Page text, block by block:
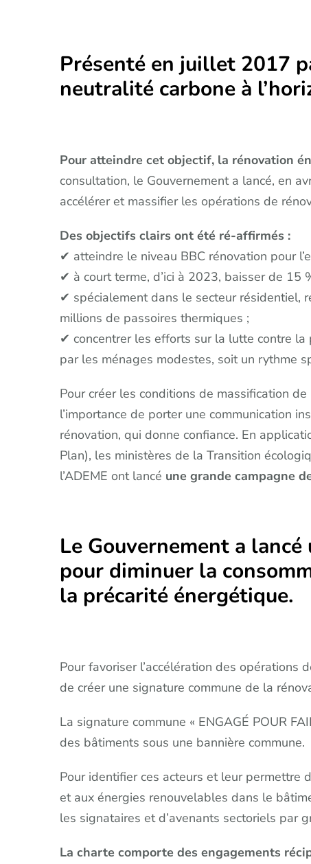
Présenté en juillet 2017
neutralité carbone à
Pour atteindre cet objectif, la rénovation
consultation, le Gouvernement a lancé, en
accélérer et massifier les opérations de
Des objectifs clairs ont été ré-affirmés :
✔ atteindre le niveau BBC rénovation pour
✔ à court terme, d’ici à 2023, baisser de
✔ spécialement dans le secteur résidentiel,
millions de passoires thermiques ;
✔ concentrer les efforts sur la lutte contre
par les ménages modestes, soit un rythme
Pour créer les conditions de massification
l’importance de porter une communication
rénovation, qui donne confiance. En
Plan), les ministères de la Transition
l’ADEME ont lancé une grande campagne
Le Gouvernement a
pour diminuer la
la précarité énergétique.
Pour favoriser l’accélération des
de créer une signature commune de la
La signature commune « ENGAGÉ POUR
des bâtiments sous une bannière commune.
Pour identifier ces acteurs et leur permettre
et aux énergies renouvelables dans le
les signataires et d’avenants sectoriels par
La charte comporte des engagements